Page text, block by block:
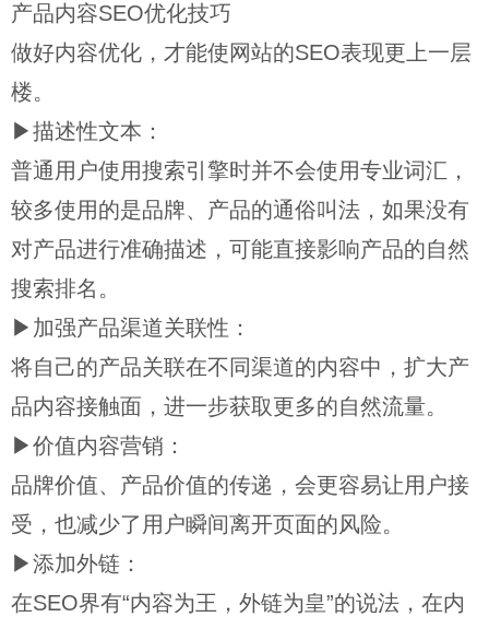
产品内容SEO优化技巧
做好内容优化，才能使网站的SEO表现更上一层
楼。
▶描述性文本：
普通用户使用搜索引擎时并不会使用专业词汇，
较多使用的是品牌、产品的通俗叫法，如果没有
对产品进行准确描述，可能直接影响产品的自然
搜索排名。
▶加强产品渠道关联性：
将自己的产品关联在不同渠道的内容中，扩大产
品内容接触面，进一步获取更多的自然流量。
▶价值内容营销：
品牌价值、产品价值的传递，会更容易让用户接
受，也减少了用户瞬间离开页面的风险。
▶添加外链：
在SEO界有“内容为王，外链为皇”的说法，在内